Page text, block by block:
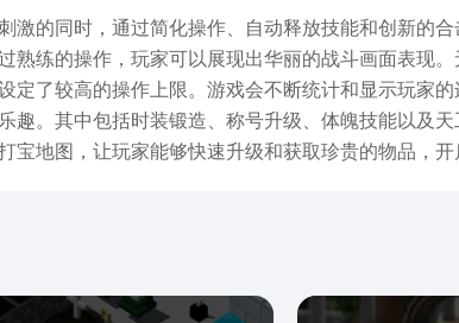
激的同时，通过简化操作、自动释放技能和创新的
熟练的操作，玩家可以展现出华丽的战斗画面表现
定了较高的操作上限。游戏会不断统计和显示玩家
趣。其中包括时装锻造、称号升级、体魄技能以及
宝地图，让玩家能够快速升级和获取珍贵的物品，
途径。玩家可以获得丰厚的奖励，这些奖励不仅
装，这些装备拥有巨量的特性增长幅度和强大的属
鲤红包等人气玩法会对外开放，玩家可以积极参与